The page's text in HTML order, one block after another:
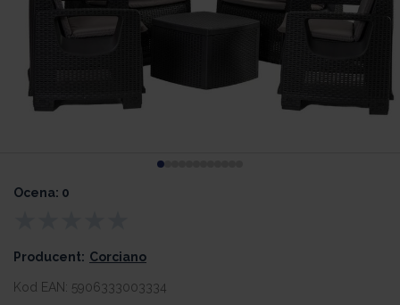
Ocena: 0
Producent: Corciano
Kod EAN: 5906333003334